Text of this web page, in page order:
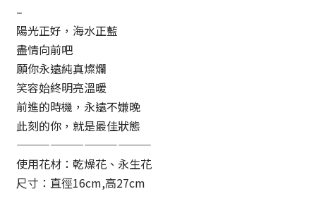
–
陽光正好，海水正藍
盡情向前吧
願你永遠純真燦爛
笑容始終明亮溫暖
前進的時機，永遠不嫌晚
此刻的你，就是最佳狀態
————————————
使用花材：乾燥花、永生花
尺寸：直徑16cm,高27cm